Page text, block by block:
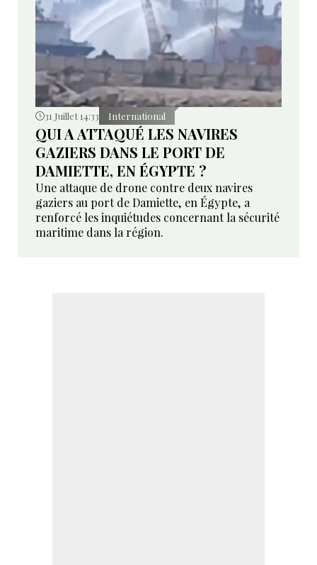
31 Juillet 14:33 International
QUI A ATTAQUÉ LES NAVIRES
GAZIERS DANS LE PORT DE
DAMIETTE, EN ÉGYPTE ?
Une attaque de drone contre deux navires
gaziers au port de Damiette, en Égypte, a
renforcé les inquiétudes concernant la sécurité
maritime dans la région.